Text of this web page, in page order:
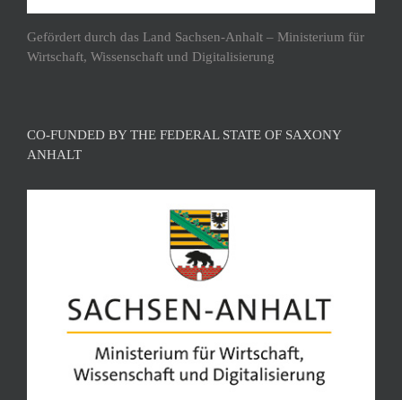
Gefördert durch das Land Sachsen-Anhalt – Ministerium für
Wirtschaft, Wissenschaft und Digitalisierung
CO-FUNDED BY THE FEDERAL STATE OF SAXONY
ANHALT